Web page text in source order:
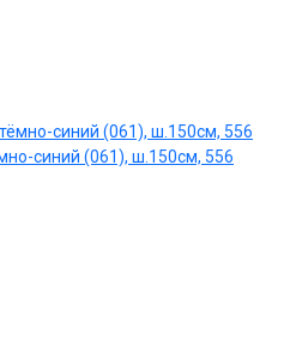
синий (061), ш.150см, 556